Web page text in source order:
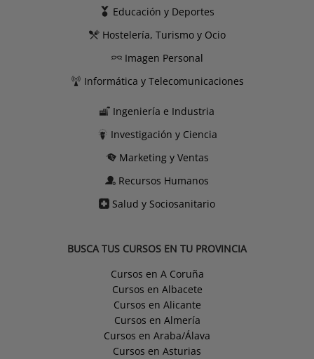
Educación y Deportes
Hostelería, Turismo y Ocio
Imagen Personal
Informática y Telecomunicaciones
Ingeniería e Industria
Investigación y Ciencia
Marketing y Ventas
Recursos Humanos
Salud y Sociosanitario
BUSCA TUS CURSOS EN TU PROVINCIA
Cursos en A Coruña
Cursos en Albacete
Cursos en Alicante
Cursos en Almería
Cursos en Araba/Álava
Cursos en Asturias